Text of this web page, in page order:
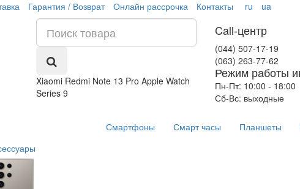
Гарантия / Возврат Онлайн рассрочка Контакты ru ua
Xiaomi Redmi Note 13 Pro Apple Watch
Series 9
Call-центр
(044) 507-17-19
(063) 263-77-62
Режим работы
Пн-Пт: 10:00 - 18:00
Сб-Вс: выходные
Смартфоны Смарт часы Планшеты